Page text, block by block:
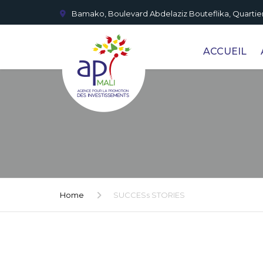
Bamako, Boulevard Abdelaziz Bouteflika,
ACCUEIL
Home SUCCESs STORIES